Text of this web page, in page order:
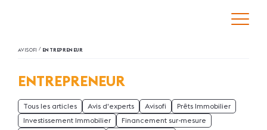
AVISOFI / ENTREPRENEUR
ENTREPRENEUR
Tous les articles Avis d'experts Avisofi
Prêts Immobilier
Investissement Immobilier
Financement sur-mesure